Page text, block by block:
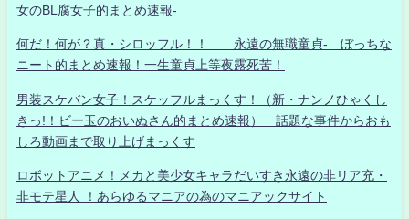
女のBL腐女子的まとめ速報-
何だ！何が？真・シロッフル！！ 永遠の無職童貞- ぼっちな
ニート的まとめ速報！一生童貞上等夜露死苦！
男装スケバン女子！スケッフルまっくす！（新・ナンノひゃくし
きっ!！ビー玉のおいぬさん的まとめ速報） 話題な事件からおも
しろ動画まで取り上げまっくす
ロボットアニメ！メカと美少女キャラだいすき永遠の非リア充・
非モテ星人 ！あらゆるマニアの為のマニアックサイト